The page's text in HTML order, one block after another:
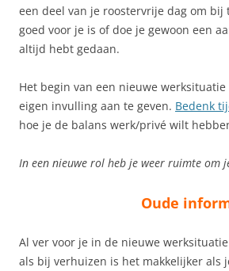
een deel van je roostervrije dag om
goed voor je is of doe je gewoon een
altijd hebt gedaan.
Het begin van een nieuwe
eigen invulling aan te geven. Bedenk
hoe je de balans werk/privé wilt
In een nieuwe rol heb je weer ruimte om
Oude
Al ver voor je in de nieuwe
als bij verhuizen is het makkelijker als